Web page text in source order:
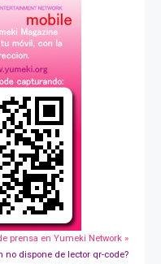
prensa en Yumeki Network »
no dispone de lector qr-code?